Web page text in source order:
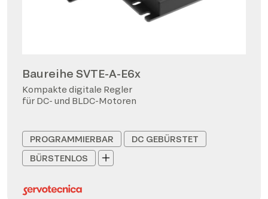
Baureihe SVTE-A-E6x
Kompakte digitale Regler
für DC- und BLDC-Motoren
PROGRAMMIERBAR
DC GEBÜRSTET
BÜRSTENLOS